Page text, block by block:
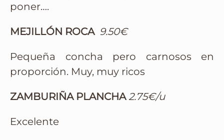
poner….
MEJILLÓN ROCA9.50€
Pequeña concha pero carnosos en
proporción. Muy, muy ricos
ZAMBURIÑA PLANCHA2.75€/u
Excelente